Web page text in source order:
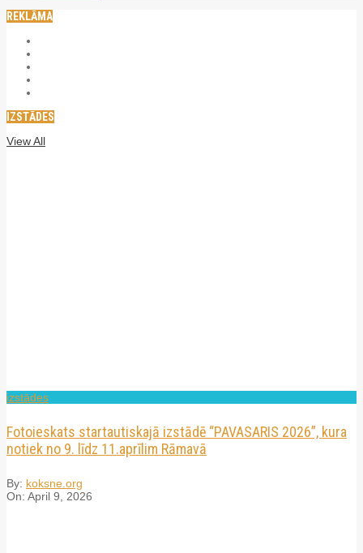
REKLĀMA
IZSTĀDES
View All
izstādes
Fotoieskats startautiskajā izstādē “PAVASARIS 2026”, kura
notiek no 9. līdz 11.aprīlim Rāmavā
By: koksne.org
On: April 9, 2026